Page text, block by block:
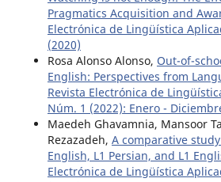
Pragmatics Acquisition and
Electrónica de Lingüística
(2020)
Rosa Alonso Alonso, Out-of-
English: Perspectives from
Revista Electrónica de
Núm. 1 (2022): Enero -
Maedeh Ghavamnia, Mansoor
Rezazadeh, A comparative
English, L1 Persian, and L1
Electrónica de Lingüística